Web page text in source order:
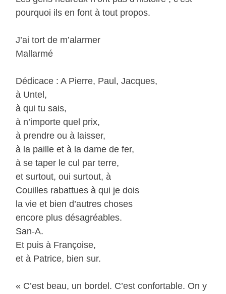
pourquoi ils en font à tout propos.
J’ai tort de m’alarmer
Mallarmé
Dédicace : A Pierre, Paul, Jacques,
à Untel,
à qui tu sais,
à n’importe quel prix,
à prendre ou à laisser,
à la paille et à la dame de fer,
à se taper le cul par terre,
et surtout, oui surtout, à
Couilles rabattues à qui je dois
la vie et bien d’autres choses
encore plus désagréables.
San-A.
Et puis à Françoise,
et à Patrice, bien sur.
« C’est beau, un bordel. C’est confortable. On y